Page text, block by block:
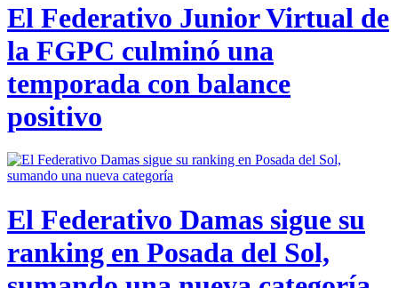
El Federativo Junior Virtual de
la FGPC culminó una
temporada con balance
positivo
El Federativo Damas sigue su
ranking en Posada del Sol,